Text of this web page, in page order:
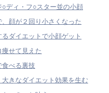
ディ・フ○スター並の小顔
顔が２回り小さくなった
ダイエットで小顔ゲット
せて見えた
食べる裏技
きなダイエット効果を生む